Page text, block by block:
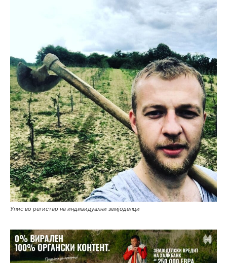
Упис во регистар на индивидуални земјоделци